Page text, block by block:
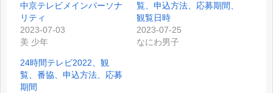
中京テレビメインパーソナ
リティ
2023-07-03
美 少年
覧、申込方法、応募期間、
観覧日時
2023-07-25
なにわ男子
24時間テレビ2022、観
覧、番協、申込方法、応募
期間